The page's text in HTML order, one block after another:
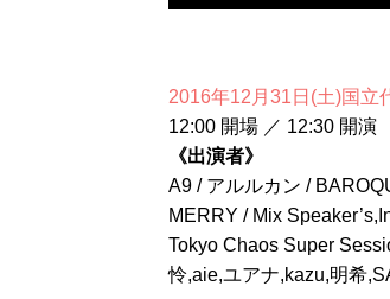
2016年12月31日(土)国立
12:00 開場 ／ 12:30 開演
《出演者》
A9 / アルルカン /
MERRY / Mix
Tokyo Chaos Super
怜,aie,ユアナ,kazu,明希